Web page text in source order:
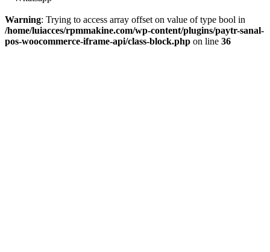
Warning: Trying to access array offset on value of type bool in
/home/luiacces/rpmmakine.com/wp-content/plugins/paytr-sanal-
pos-woocommerce-iframe-api/class-block.php on line 36